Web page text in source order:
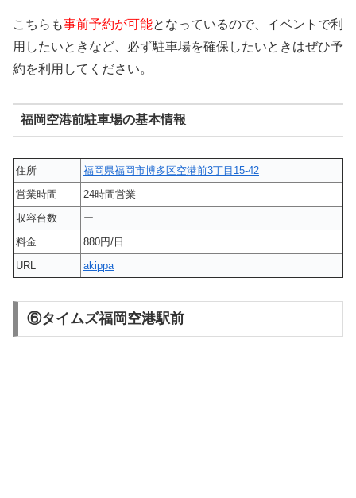
こちらも事前予約が可能となっているので、イベントで利
用したいときなど、必ず駐車場を確保したいときはぜひ予
約を利用してください。
福岡空港前駐車場の基本情報
住所
福岡県福岡市博多区空港前3丁目15-42
営業時間
24時間営業
収容台数
ー
料金
880円/日
URL
akippa
⑥タイムズ福岡空港駅前